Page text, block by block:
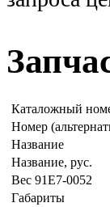
Каталожный
Номер
Название
Название, рус.
Вес 91E7-0052
Габариты